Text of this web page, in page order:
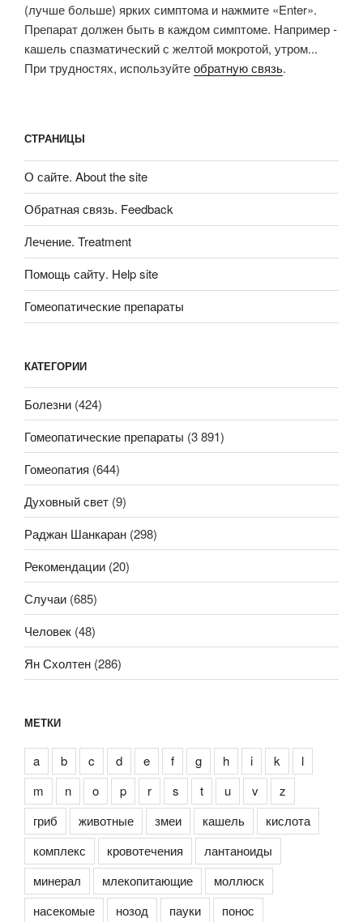
(лучше больше) ярких симптома и нажмите «Enter».
Препарат должен быть в каждом симптоме. Например -
кашель спазматический с желтой мокротой, утром...
При трудностях, используйтеобратную связь.
СТРАНИЦЫ
О сайте. About the site
Обратная связь. Feedback
Лечение. Treatment
Помощь сайту. Help site
Гомеопатические препараты
КАТЕГОРИИ
Болезни (424)
Гомеопатические препараты (3 891)
Гомеопатия (644)
Духовный свет (9)
Раджан Шанкаран (298)
Рекомендации (20)
Случаи (685)
Человек (48)
Ян Схолтен (286)
МЕТКИ
a b c d e f g h i k
l
m
n o p r s t u v
z
гриб
животные змеи кашель
кислота
комплекс
кровотечения
лантаноиды
минерал
млекопитающие
моллюск
насекомые
нозод пауки понос